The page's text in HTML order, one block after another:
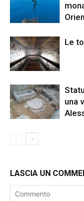
Le
una
LASCIA UN